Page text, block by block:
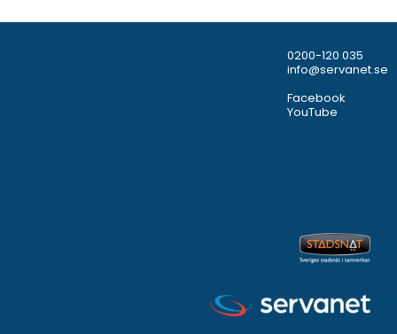
0200-120 035
info@servanet.se
Facebook
YouTube